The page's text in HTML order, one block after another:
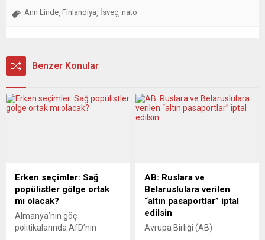
Ann Linde Finlandiya İsveç nato
Benzer Konular
Erken seçimler: Sağ
popülistler gölge ortak
mı olacak?
Almanya’nın göç
politikalarında AfD’nin
AB: Ruslara ve
Belaruslulara verilen
“altın pasaportlar” iptal
edilsin
Avrupa Birliği (AB)